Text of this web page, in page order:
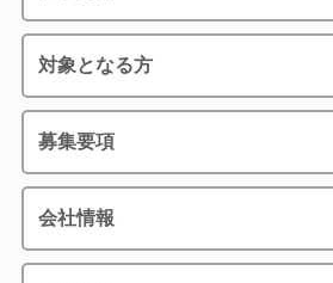
対象となる方
募集要項
会社情報